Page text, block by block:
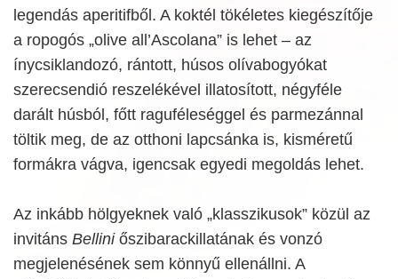
legendás aperitifből. A koktél tökéletes kiegészítője
a ropogós „olive all’Ascolana” is lehet – az
ínycsiklandozó, rántott, húsos olívabogyókat
szerecsendió reszelékével illatosított, négyféle
darált húsból, főtt raguféleséggel és parmezánnal
töltik meg, de az otthoni lapcsánka is, kisméretű
formákra vágva, igencsak egyedi megoldás lehet.
Az inkább hölgyeknek való „klasszikusok” közül az
invitáns Belliniőszibarackillatának és vonzó
megjelenésének sem könnyű ellenállni. A